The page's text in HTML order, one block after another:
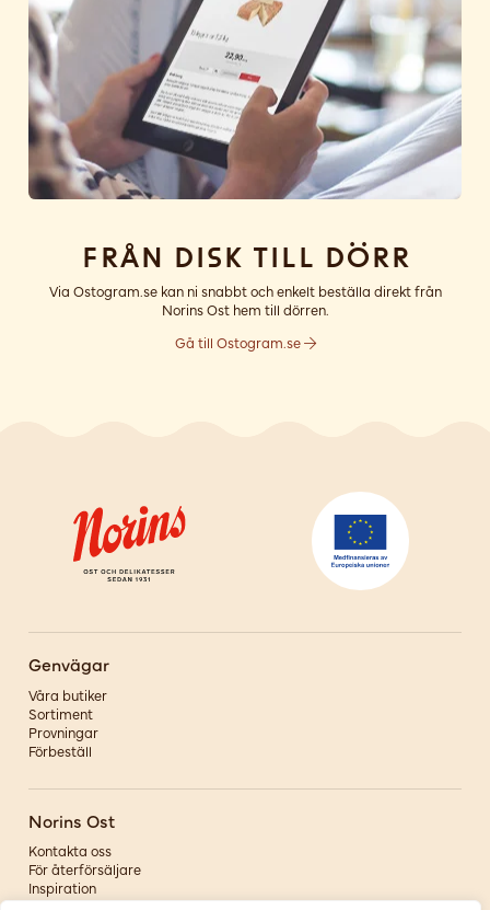
Från disk till dörr
Via Ostogram.se kan ni snabbt och enkelt beställa direkt från
Norins Ost hem till dörren.
Gå till Ostogram.se
Genvägar
Våra butiker
Sortiment
Provningar
Förbeställ
Norins Ost
Kontakta oss
För återförsäljare
Inspiration